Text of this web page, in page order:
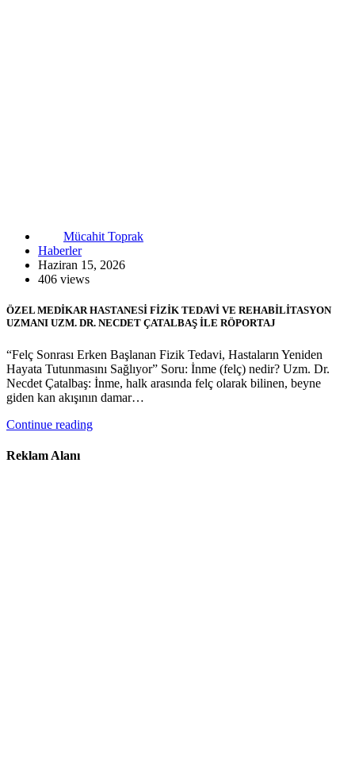
Mücahit Toprak
Haberler
Haziran 15, 2026
406 views
ÖZEL MEDİKAR HASTANESİ FİZİK TEDAVİ VE REHABİLİTASYON
UZMANI UZM. DR. NECDET ÇATALBAŞ İLE RÖPORTAJ
“Felç Sonrası Erken Başlanan Fizik Tedavi, Hastaların Yeniden
Hayata Tutunmasını Sağlıyor” Soru: İnme (felç) nedir? Uzm. Dr.
Necdet Çatalbaş: İnme, halk arasında felç olarak bilinen, beyne
giden kan akışının damar…
Continue reading
Reklam Alanı